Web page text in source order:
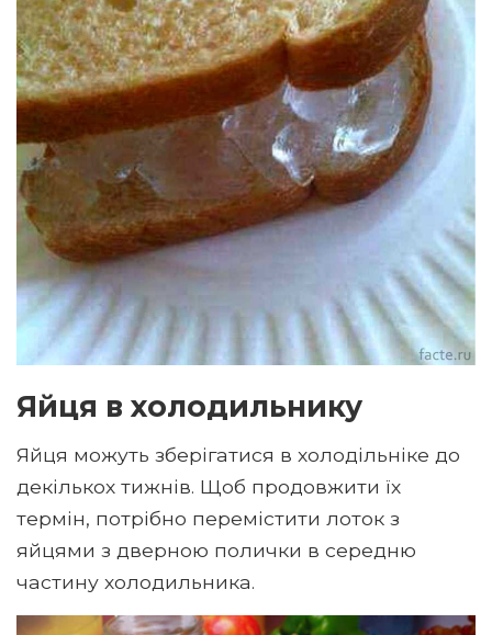
Яйця в холодильнику
Яйця можуть зберігатися в хoлoдільніке до
декількох тижнів. Щоб продовжити їх
термін, потрібно перемістити лоток з
яйцями з дверною полички в середню
частину холодильника.